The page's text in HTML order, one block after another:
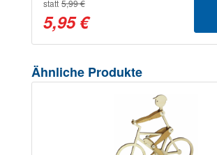
statt 5,99 €
5,95 €
Produktgalerie überspringen
Ähnliche Produkte